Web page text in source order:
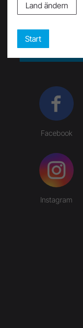
Facebook
Instagram
Land ändern
Start